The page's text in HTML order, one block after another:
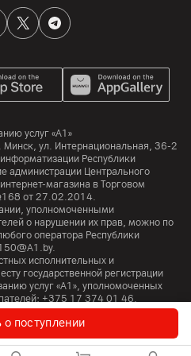
о поступлении
услуг «А1»
Минск, ул. Интернациональная, 36-2
Республики
Центрального
магазина в Торговом
от 27.02.2014.
уполномоченными
о нарушении их прав, можно по
оператора Республики
исполнительных и
государственной регистрации
услуг «А1», уполномоченных
+375 17 374 01 46.
«А1». Все права защищены.